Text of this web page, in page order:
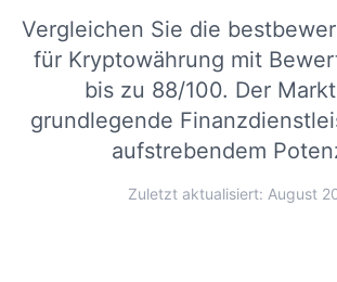
Vergleichen Sie die
für Kryptowährung mit
bis zu 88/100. Der
grundlegende
aufstrebendem
Zuletzt aktualisiert: August